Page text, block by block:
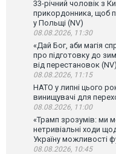
33-річний чоловік з
прикордонника, щоб
у Польщі (NV)
08.08.2026, 11:30
«Дай Бог, аби магія
про підготовку до
від перестановок (NV)
08.08.2026, 11:15
НАТО у липні цього
винищувачі для
08.08.2026, 11:00
«Трамп зрозумів: ми
нетривіальні ходи
Україну можливості
08.08.2026, 10:45